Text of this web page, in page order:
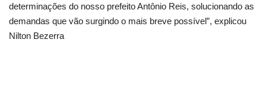
determinações do nosso prefeito Antônio Reis, solucionando as
demandas que vão surgindo o mais breve possível”, explicou
Nilton Bezerra